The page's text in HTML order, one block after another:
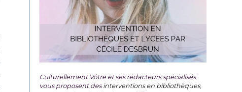
Culturellement Vôtre et ses rédacteurs spécialisés
vous proposent desinterventions en bibliothèques,